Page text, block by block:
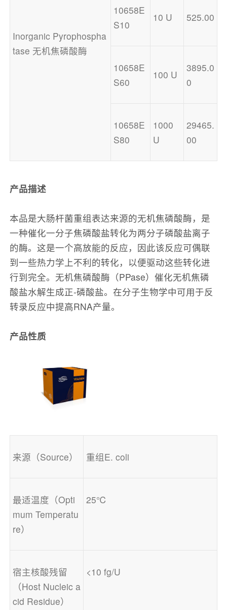
Inorganic Pyrophospha
tase 无机焦磷酸酶
10658E
S10
10 U 525.00
10658E
S60
100 U
3895.0
0
10658E
S80
1000
U
29465.
00
产品描述
本品是大肠杆菌重组表达来源的无机焦磷酸酶，是
一种催化一分子焦磷酸盐转化为两分子磷酸盐离子
的酶。这是一个高放能的反应，因此该反应可偶联
到一些热力学上不利的转化，以便驱动这些转化进
行到完全。无机焦磷酸酶（PPase）催化无机焦磷
酸盐水解生成正-磷酸盐。在分子生物学中可用于反
转录反应中提高RNA产量。
产品性质
来源（Source） 重组E. coli
最适温度（Opti
mum Temperatu
re）
25℃
宿主核酸残留
（Host Nucleic a
cid Residue）
<10 fg/U